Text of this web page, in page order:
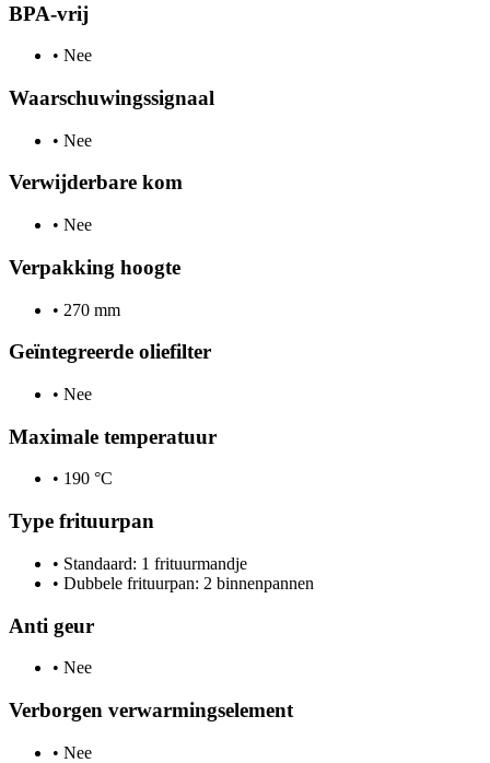
BPA-vrij
• Nee
Waarschuwingssignaal
• Nee
Verwijderbare kom
• Nee
Verpakking hoogte
• 270 mm
Geïntegreerde oliefilter
• Nee
Maximale temperatuur
• 190 °C
Type frituurpan
• Standaard: 1 frituurmandje
• Dubbele frituurpan: 2 binnenpannen
Anti geur
• Nee
Verborgen verwarmingselement
• Nee